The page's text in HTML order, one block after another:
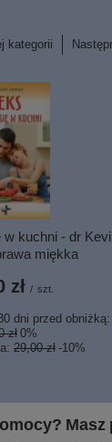
kategorii
kuchni - dr
miękka
zł / szt.
dni przed obniżką:
zł0%
29,00 zł -10%
Masz